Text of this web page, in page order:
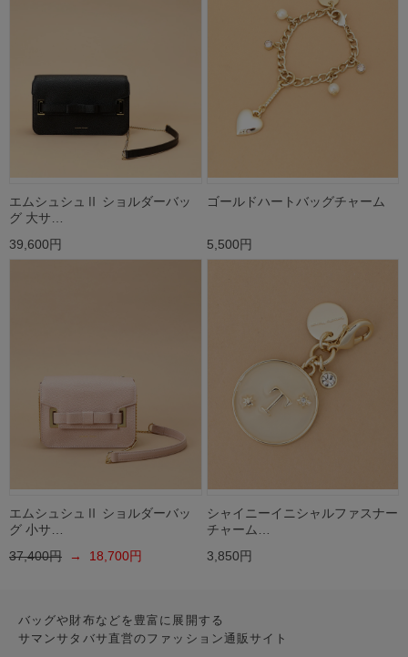
エムシュシュⅡ ショルダーバッ
グ 大サ…
39,600円
ゴールドハートバッグチャーム
5,500円
エムシュシュⅡ ショルダーバッ
グ 小サ…
37,400円 → 18,700円
シャイニーイニシャルファスナー
チャーム…
3,850円
バッグや財布などを豊富に展開する
サマンサタバサ直営のファッション通販サイト